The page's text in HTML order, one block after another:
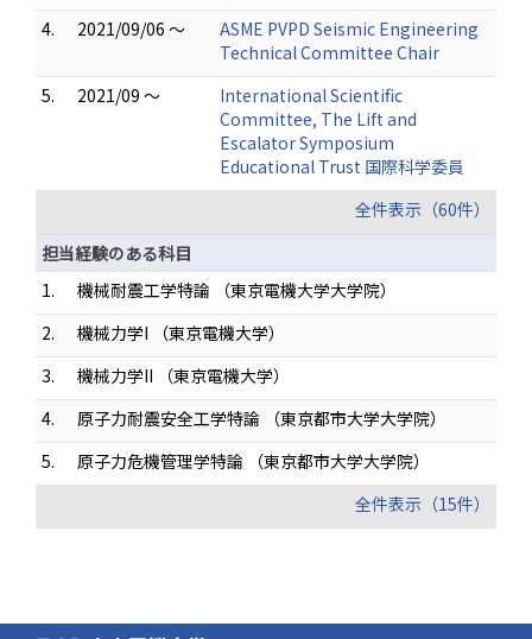
4.
2021/09/06 ～
ASME PVPD Seismic Engineering
Technical Committee Chair
5.
2021/09 ～
International Scientific
Committee, The Lift and
Escalator Symposium
Educational Trust 国際科学委員
全件表示（60件）
担当経験のある科目
1.
機械耐震工学特論 （東京電機大学大学院）
2.
機械力学I （東京電機大学）
3.
機械力学II （東京電機大学）
4.
原子力耐震安全工学特論 （東京都市大学大学院）
5.
原子力危機管理学特論 （東京都市大学大学院）
全件表示（15件）